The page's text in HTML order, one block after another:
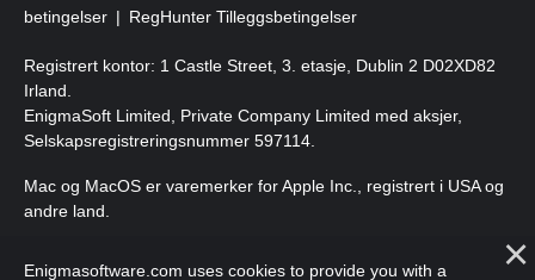
betingelser
RegHunter Tilleggsbetingelser
Registrert kontor: 1 Castle Street, 3. etasje, Dublin 2 D02XD82
Irland.
EnigmaSoft Limited, Private Company Limited med aksjer,
Selskapsregistreringsnummer 597114.
Mac og MacOS er varemerker for Apple Inc., registrert i USA og
andre land.
Enigmasoftware.com uses cookies to provide you with a